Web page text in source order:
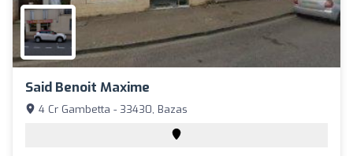
Said Benoit Maxime
4 Cr Gambetta - 33430, Bazas